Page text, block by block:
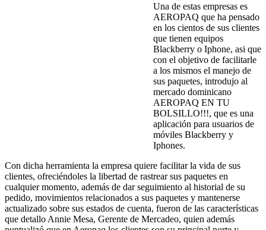
Una de estas empresas es
AEROPAQ que ha pensado
en los cientos de sus clientes
que tienen equipos
Blackberry o Iphone, asi que
con el objetivo de facilitarle
a los mismos el manejo de
sus paquetes, introdujo al
mercado dominicano
AEROPAQ EN TU
BOLSILLO!!!, que es una
aplicación para usuarios de
móviles Blackberry y
Iphones.
Con dicha herramienta la empresa quiere facilitar la vida de sus
clientes, ofreciéndoles la libertad de rastrear sus paquetes en
cualquier momento, además de dar seguimiento al historial de su
pedido, movimientos relacionados a sus paquetes y mantenerse
actualizado sobre sus estados de cuenta, fueron de las características
que detallo Annie Mesa, Gerente de Mercadeo, quien además